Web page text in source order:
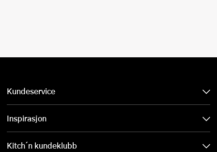
Kundeservice
Inspirasjon
Kitch´n kundeklubb